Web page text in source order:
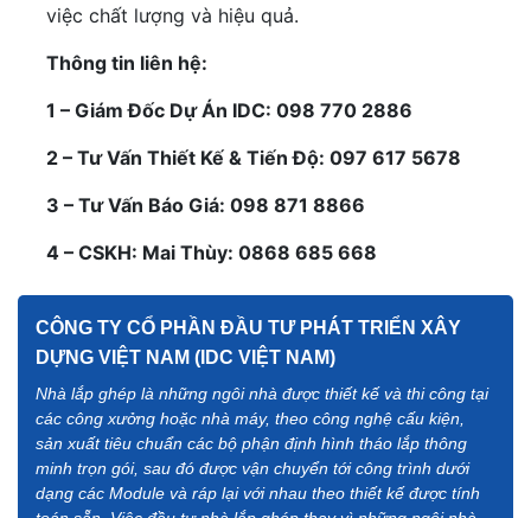
việc chất lượng và hiệu quả.
Thông tin liên hệ:
1 – Giám Đốc Dự Án IDC: 098 770 2886
2 – Tư Vấn Thiết Kế & Tiến Độ: 097 617 5678
3 – Tư Vấn Báo Giá: 098 871 8866
4 – CSKH: Mai Thùy: 0868 685 668
CÔNG TY CỔ PHẦN ĐẦU TƯ PHÁT TRIỂN XÂY
DỰNG VIỆT NAM (IDC VIỆT NAM)
Nhà lắp ghép là những ngôi nhà được thiết kế và thi công tại
các công xưởng hoặc nhà máy, theo công nghệ cấu kiện,
sản xuất tiêu chuẩn các bộ phận định hình tháo lắp thông
minh trọn gói, sau đó được vận chuyển tới công trình dưới
dạng các Module và ráp lại với nhau theo thiết kế được tính